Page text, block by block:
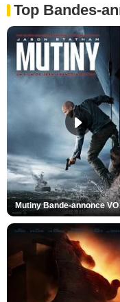
Top Bandes-
Mutiny Bande-annonce VO